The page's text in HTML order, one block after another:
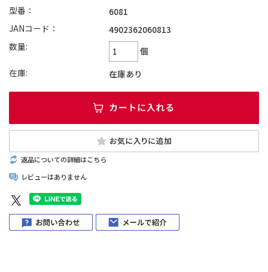
型番：
6081
JANコード：
4902362060813
数量:
個
在庫:
在庫あり
返品についての詳細はこちら
レビューはありません